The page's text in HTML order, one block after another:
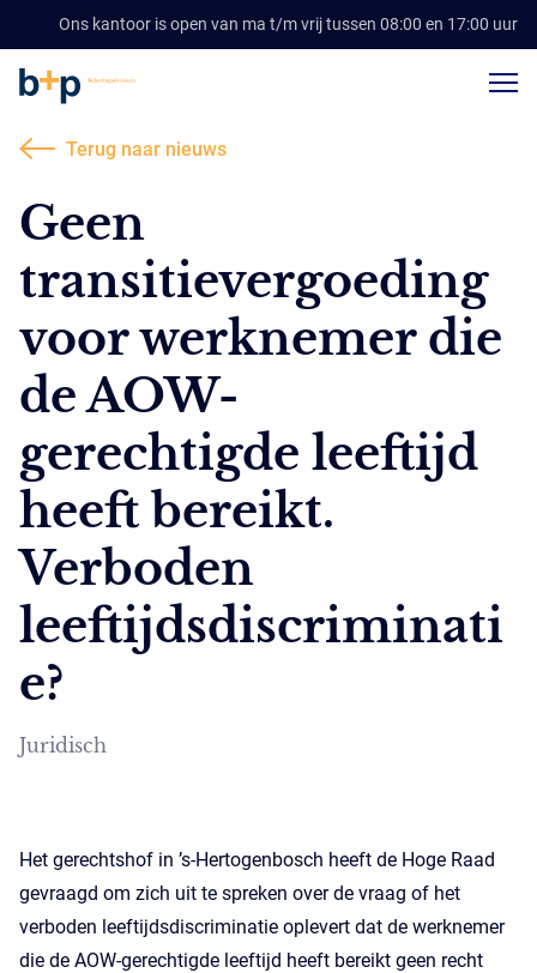
Ons kantoor is open van ma t/m vrij tussen 08:00 en 17:00 uur
Terug naar nieuws
Geen
transitievergoeding
voor werknemer die
de AOW-
gerechtigde leeftijd
heeft bereikt.
Verboden
leeftijdsdiscriminati
e?
Juridisch
Het gerechtshof in ’s-Hertogenbosch heeft de Hoge Raad
gevraagd om zich uit te spreken over de vraag of het
verboden leeftijdsdiscriminatie oplevert dat de werknemer
die de AOW-gerechtigde leeftijd heeft bereikt geen recht